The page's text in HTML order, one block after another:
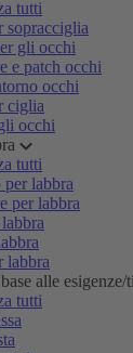
tutti
sopracciglia
gli occhi
e patch occhi
occhi
ciglia
occhi
tutti
per labbra
per labbra
labbra
alle
tutti